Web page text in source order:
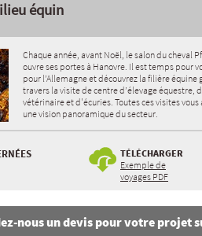
équin
Chaque année, avant Noël, le salon du cheval
ouvre ses portes à Hanovre. Il est temps pour
pour l’Allemagne et découvrez la filière équine
travers la visite de centre d’élevage équestre,
vétérinaire et d'écuries. Toutes ces visites
une vision panoramique du secteur.
TÉLÉCHARGER
Exemple de
voyages PDF
nous un devis pour votre projet